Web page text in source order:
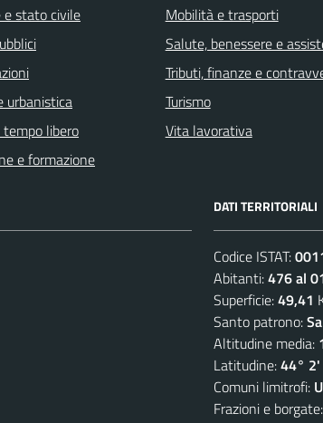
e stato civile
urbanistica
libero
e formazione
Mobilità e trasporti
Salute, benessere e
Tributi, finanze e
Turismo
Vita lavorativa
DATI TERRITORIALI
Codice ISTAT:
Abitanti:476 al
Superficie:49,41
Santo patrono:
Altitudine media:
Latitudine:44°
Comuni limitrofi:
Frazioni e borgate: